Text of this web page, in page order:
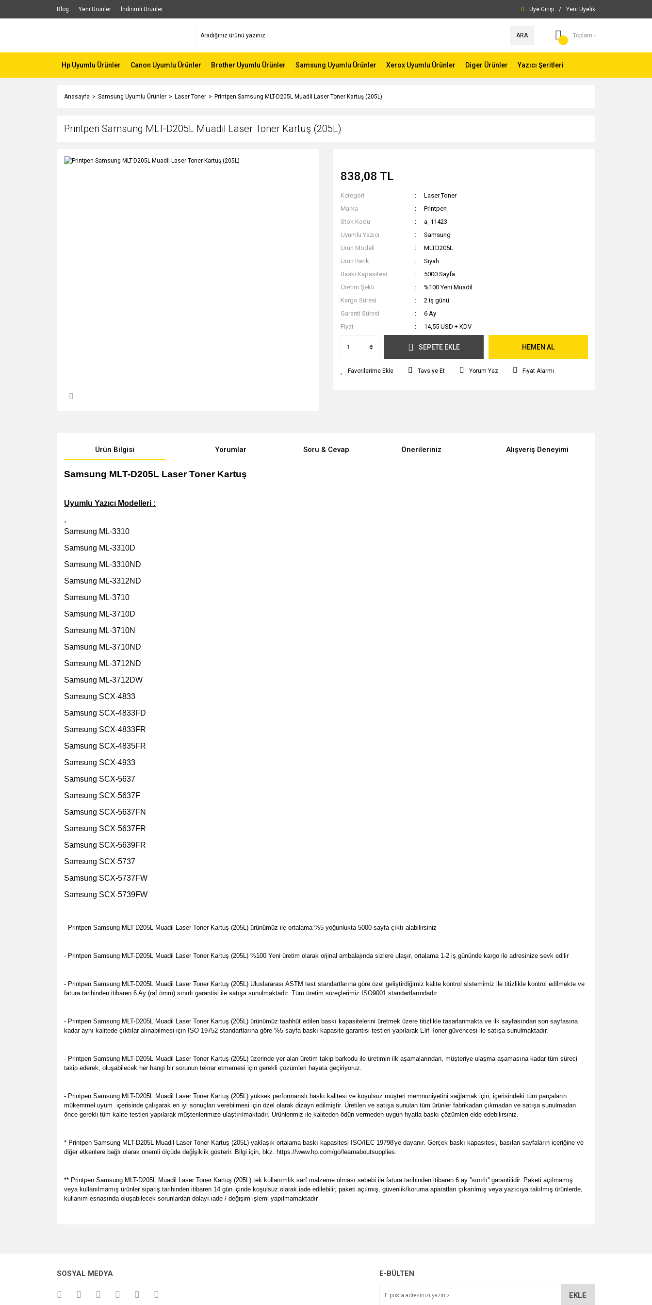
Blog Yeni Ürünler İndirimli Ürünler Üye Girişi / Yeni Üyelik
ARA Toplam -
Hp Uyumlu Ürünler Canon Uyumlu Ürünler Brother Uyumlu Ürünler Samsung Uyumlu Ürünler Xerox Uyumlu Ürünler Diger Ürünler Yazıcı Şeritleri
Anasayfa Samsung Uyumlu Ürünler Laser Toner Printpen Samsung MLT-D205L Muadil Laser Toner Kartuş (205L)
Printpen Samsung MLT-D205L Muadil Laser Toner Kartuş (205L)
838,08 TL
Kategori
Laser Toner
Marka
Printpen
Stok Kodu
a_11423
Uyumlu Yazıcı
Samsung
Ürün Modeli
MLTD205L
Ürün Renk
Siyah
Baskı Kapasitesi
5000 Sayfa
Üretim Şekli
%100 Yeni Muadil
Kargo Süresi
2 iş günü
Garanti Süresi
6 Ay
Fiyat
14,55 USD + KDV
SEPETE EKLE HEMEN AL
Tavsiye Et Yorum Yaz Fiyat Alarmı
Ürün Bilgisi Yorumlar Soru & Cevap Önerileriniz Alışveriş Deneyimi
Samsung MLT-D205L Laser Toner Kartuş
Uyumlu Yazıcı Modelleri :
,
Samsung ML-3310
Samsung ML-3310D
Samsung ML-3310ND
Samsung ML-3312ND
Samsung ML-3710
Samsung ML-3710D
Samsung ML-3710N
Samsung ML-3710ND
Samsung ML-3712ND
Samsung ML-3712DW
Samsung SCX-4833
Samsung SCX-4833FD
Samsung SCX-4833FR
Samsung SCX-4835FR
Samsung SCX-4933
Samsung SCX-5637
Samsung SCX-5637F
Samsung SCX-5637FN
Samsung SCX-5637FR
Samsung SCX-5639FR
Samsung SCX-5737
Samsung SCX-5737FW
Samsung SCX-5739FW
- Printpen Samsung MLT-D205L Muadil Laser Toner Kartuş (205L) ürünümüz ile ortalama %5 yoğunlukta 5000 sayfa çıktı alabilirsiniz
- Printpen Samsung MLT-D205L Muadil Laser Toner Kartuş (205L) %100 Yeni üretim olarak orjinal ambalajında sizlere ulaşır, ortalama 1-2 iş gününde kargo ile adresinize sevk edilir
- Printpen Samsung MLT-D205L Muadil Laser Toner Kartuş (205L) Uluslararası ASTM test standartlarına göre özel geliştirdiğimiz kalite kontrol sistemimiz ile titizlikle kontrol edilmekte ve
fatura tarihinden itibaren 6 Ay (raf ömrü) sınırlı garantisi ile satışa sunulmaktadır. Tüm üretim süreçlerimiz ISO9001 standartlarındadır
- Printpen Samsung MLT-D205L Muadil Laser Toner Kartuş (205L) ürünümüz taahhüt edilen baskı kapasitelerini üretmek üzere titizlikle tasarlanmakta ve ilk sayfasından son sayfasına
kadar aynı kalitede çıktılar alınabilmesi için ISO 19752 standartlarına göre %5 sayfa baskı kapasite garantisi testleri yapılarak Elif Toner güvencesi ile satışa sunulmaktadır.
- Printpen Samsung MLT-D205L Muadil Laser Toner Kartuş (205L) üzerinde yer alan üretim takip barkodu ile üretimin ilk aşamalarından, müşteriye ulaşma aşamasına kadar tüm süreci
takip ederek, oluşabilecek her hangi bir sorunun tekrar etmemesi için gerekli çözümleri hayata geçiriyoruz.
- Printpen Samsung MLT-D205L Muadil Laser Toner Kartuş (205L) yüksek performanslı baskı kalitesi ve koşulsuz müşteri memnuniyetini sağlamak için, içerisindeki tüm parçaların
mükemmel uyum içerisinde çalışarak en iyi sonuçları verebilmesi için özel olarak dizayn edilmiştir. Üretilen ve satışa sunulan tüm ürünler fabrikadan çıkmadan ve satışa sunulmadan
önce gerekli tüm kalite testleri yapılarak müşterilerimize ulaştırılmaktadır. Ürünlerimiz ile kaliteden ödün vermeden uygun fiyatla baskı çözümleri elde edebilirsiniz.
* Printpen Samsung MLT-D205L Muadil Laser Toner Kartuş (205L) yaklaşık ortalama baskı kapasitesi ISO/IEC 19798'ye dayanır. Gerçek baskı kapasitesi, basılan sayfaların içeriğine ve
diğer etkenlere bağlı olarak önemli ölçüde değişiklik gösterir. Bilgi için, bkz. https://www.hp.com/go/learnaboutsupplies.
** Printpen Samsung MLT-D205L Muadil Laser Toner Kartuş (205L) tek kullanımlık sarf malzeme olması sebebi ile fatura tarihinden itibaren 6 ay ''sınırlı'' garantilidir. Paketi açılmamış
veya kullanılmamış ürünler sipariş tarihinden itibaren 14 gün içinde koşulsuz olarak iade edilebilir, paketi açılmış, güvenlik/koruma aparatları çıkarılmış veya yazıcıya takılmış ürünlerde,
kullanım esnasında oluşabilecek sorunlardan dolayı iade / değişim işlemi yapılmamaktadır
Ürün açıklamasında eksik bilgiler bulunuyor.
Site gayet güzel kullanışlı
SOSYAL MEDYA E-BÜLTEN
EKLE